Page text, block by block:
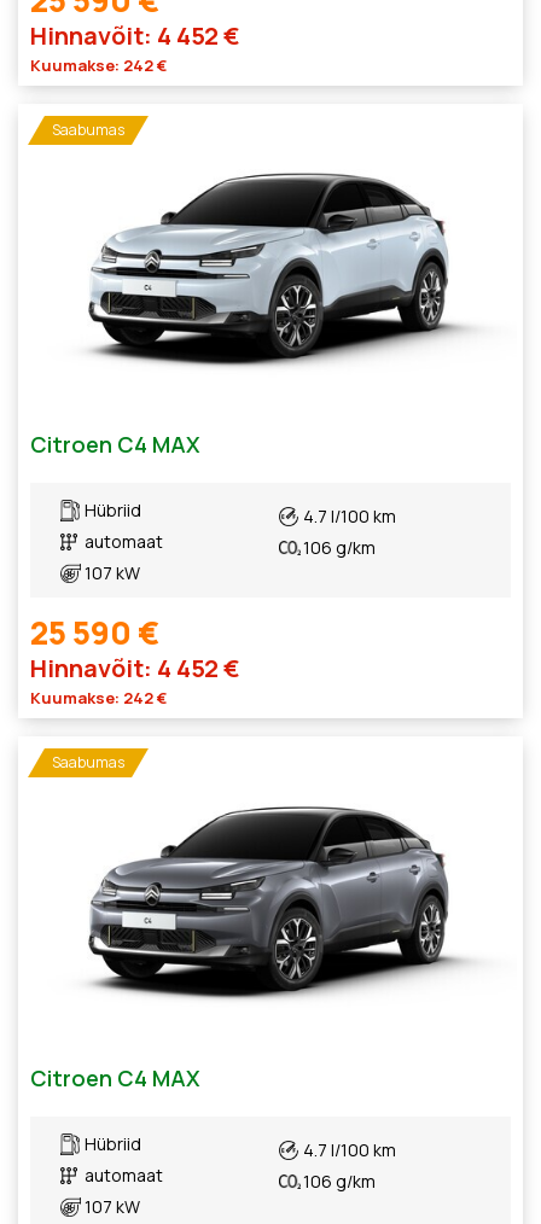
Hinnavõit: 4 452 €
Kuumakse: 242 €
Saabumas
Citroen C4 MAX
Hübriid
automaat
107 kW
4.7 l/100 km
106 g/km
25 590 €
Hinnavõit: 4 452 €
Kuumakse: 242 €
Saabumas
Citroen C4 MAX
Hübriid
automaat
107 kW
4.7 l/100 km
106 g/km